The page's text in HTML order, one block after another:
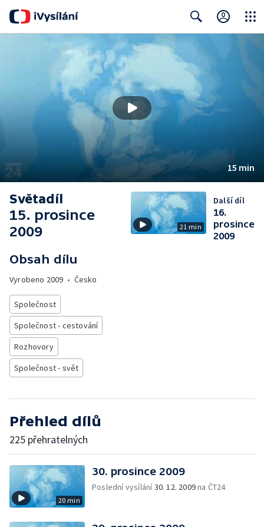
Search
15 min
Světadíl
15. prosince
2009
Obsah dílu
Vyrobeno 2009 • Česko
Společnost
Společnost - cestování
Rozhovory
Společnost - svět
21 min
Další díl
16.
prosince
2009
Přehled dílů
225 přehratelných
20 min
30. prosince 2009
Poslední vysílání30. 12. 2009na ČT24